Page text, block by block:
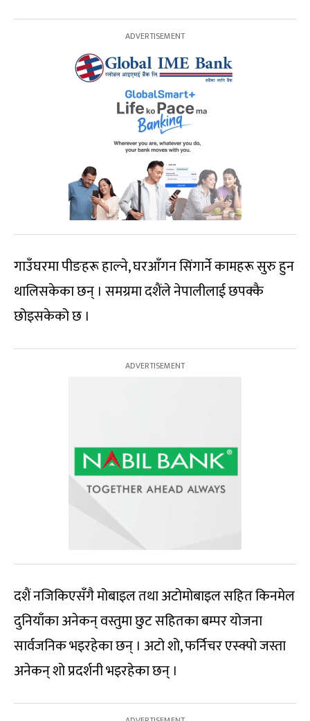
गाउँघरमा पीङहरू हाल्ने, घरआँगन सिंगार्ने कामहरू सुरु हुन
थालिसकेका छन् । समग्रमा दशैंले नेपालीलाई छपक्कै
छोइसकेको छ ।
दशैं नजिकिएसँगै मोबाइल तथा अटोमोबाइल सहित किनमेल
दुनियाँका अनेकन् वस्तुमा छुट सहितका बम्पर योजना
सार्वजनिक भइरहेका छन् । अटो शो, फर्निचर एस्क्पो जस्ता
अनेकन् शो प्रदर्शनी भइरहेका छन् ।